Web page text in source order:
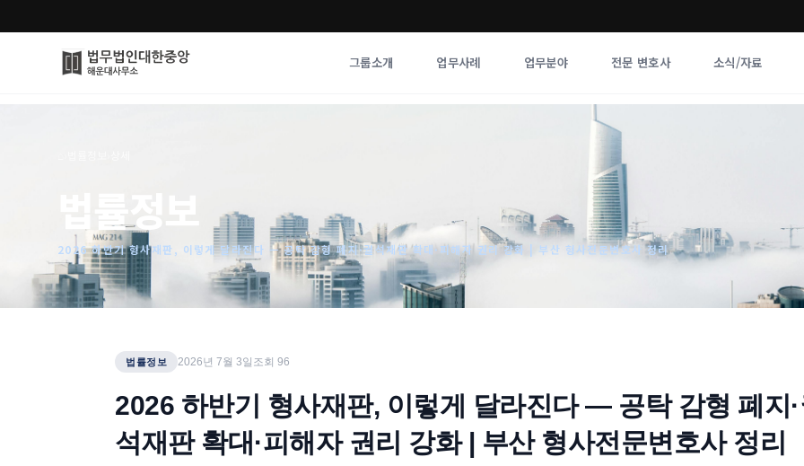
그룹소개 업무사례 업무분야 전문 변호사 소식/자료
사례분석/최신동향
법률정보
법률지식인
고객후기
법률정보
2026 하반기 형사재판, 이렇게 달라진다 — 공탁 감형 폐지·궐석재판 확대·피해자 권리 강화 | 부산 형사전문변호사 정리
법률정보 2026년 7월 3일 조회96
2026 하반기 형사재판, 이렇게 달라진다 — 공탁 감형 폐지·
석재판 확대·피해자 권리 강화 | 부산 형사전문변호사 정리